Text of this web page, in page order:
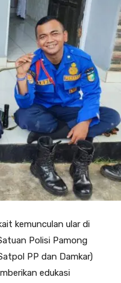
kemunculan ular di
Polisi Pamong
PP dan Damkar)
edukasi